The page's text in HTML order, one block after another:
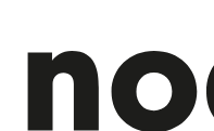
contenuto